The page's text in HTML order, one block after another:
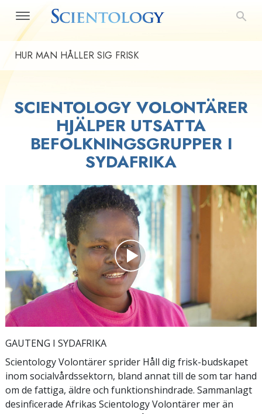
HUR MAN HÅLLER SIG FRISK
SCIENTOLOGY VOLONTÄRER
HJÄLPER UTSATTA
BEFOLKNINGSGRUPPER I
SYDAFRIKA
Play
Video
GAUTENG I SYDAFRIKA
Scientology Volontärer sprider Håll dig frisk-budskapet
inom socialvårdssektorn, bland annat till de som tar hand
om de fattiga, äldre och funktionshindrade. Sammanlagt
desinficerade Afrikas Scientology Volontärer mer än